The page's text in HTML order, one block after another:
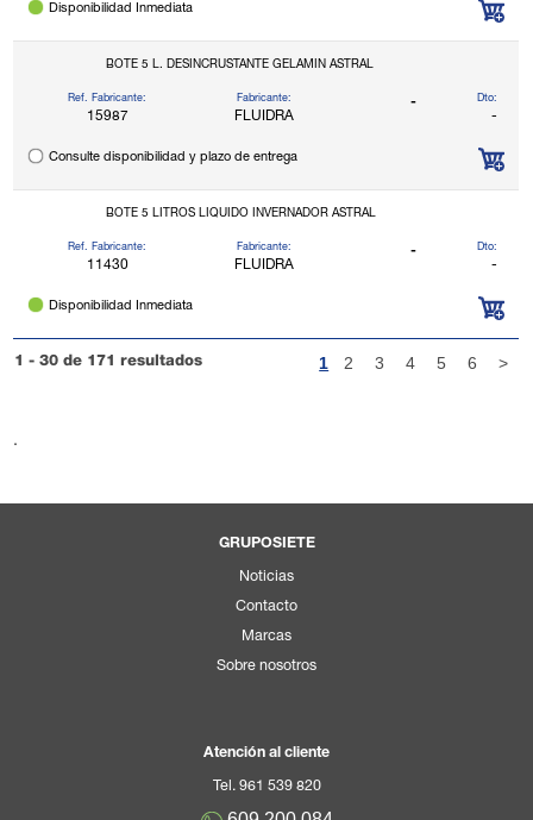
Disponibilidad Inmediata
BOTE 5 L. DESINCRUSTANTE GELAMIN ASTRAL
Ref. Fabricante:
15987
Fabricante:
FLUIDRA
- Dto:
-
Consulte disponibilidad y plazo de entrega
BOTE 5 LITROS LIQUIDO INVERNADOR ASTRAL
Ref. Fabricante:
11430
Fabricante:
FLUIDRA
- Dto:
-
Disponibilidad Inmediata
1 - 30 de 171 resultados 1 2 3 4 5 6 >
.
GRUPOSIETE
Noticias
Contacto
Marcas
Sobre nosotros
Atención al cliente
Tel. 961 539 820